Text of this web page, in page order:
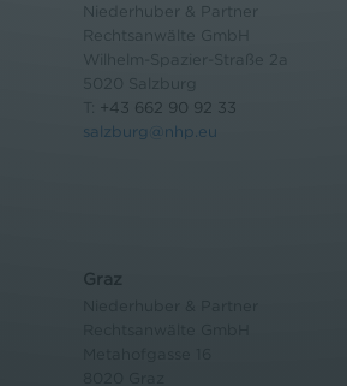
Niederhuber & Partner
Rechtsanwälte GmbH
Wilhelm-Spazier-Straße 2a
5020 Salzburg
+43 662 90 92 33
salzburg@nhp.eu
Graz